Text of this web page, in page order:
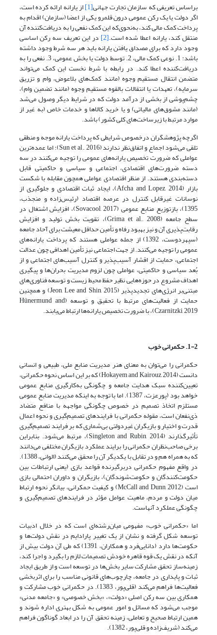
بر‌اساس تعریفی که سازمان تجارت جهانی[1] از یارانه ارائه کرده است،
اگر دولت یا یک رکن عمومی درون قلمرو یکی از اعضا (سازمان) اقدام به
پرداخت کمک مالی کند، به‌نحوی‌که این کمک نفعی را به دریافت‌کننده آن
منتقل کند، یارانه اعطا شده است.[2] در این تعریف سه رکن اساسی
وجود دارد که برای مصداق یافتن یارانه باید هر سه شرط وجود داشته
باشد: 1. نوعی کمک مالی، 2. توسط دولت یا بخش عمومی، 3. نفعی را به
دریافت‌کننده اعطا کند. در رابطه با شرط نخست این کمک می‌تواند
متضمن انتقال مستقیم وجوه (مانند کمک‌های بلاعوض، وام و تزریق
سرمایه)، تعهدات یا انتقالات بالقوه مستقیم وجوه (مانند تضمین وام)،
چشم‌پوشی از بخشی از درآمد دولت که در شرایط دیگر وصول می‌شد
(مانند مشوق‌های مالیاتی) و یا خرید کالاها و خدمات خاص (به‌ غیر از
موارد مرتبط با زیرساخت‌های کلی کشور) باشد.
اگرچه پژوهشگران درخصوص شرایطی که پرداخت یارانه موجه و منطقی
تلقی می‌شود اجماع و اتفاق‌نظر ندارند (Sun et al., 2016)؛ اما عمده‌ترین
عواملی که ضرورت تخصیص یارانه‌های عمومی را توجیه می‌کنند در سه
دسته ضرورت‌های اقتصادی، اجتماعی و سیاسی و حاکمیتی قابل
دسته‌بندی هستند. از منظر اقتصادی عواملی همچون مقابله با شکست
بازار (Afcha and Lopez, 2014)، ایجاد ثبات اقتصادی و جلوگیری از
نوسانات غیرقابل کنترل در عرصه اقتصاد (رئیس‌زاده و منجذب،
1395)، بازتوزیع منابع عمومی (Sovacool, 2017)، افزایش اشتغال در
سطح جامعه (Grima et al., 2008)، تقویت بخش تولید و افزایش
رقابت‌پذیری آن و نیز بهبود رفاه و تأمین حداقل معیشت برای آحاد جامعه
(سپهردوست، 1392) از جمله عواملی هستند که پرداخت یارانه‌های
عمومی را توجیه می‌کنند. از جهت اجتماعی نیز تأمین اهدافی چون عدالت
اجتماعی، حمایت از اقشار آسیب‌پذیر و کنترل آسیب‌های اجتماعی و از
بُعد سیاسی و حاکمیتی، عواملی چون لزوم مدیریت بحران‌ها و پیگیری
اهداف مشروع در حوزه‌هایی نظیر حفظ محیط زیست و توسعه فناوری‌های
مبتنی‌بر انرژی‌های تجدیدپذیر (Jeon, Lee and Shin, 2015)‌ و همچنین
حمایت از فعالیت‌های مرتبط با تحقیق و توسعه (Hünermund and
Czarnitzki, 2019)، با ضرورت تخصیص یارانه‌ها ارتباط می‌یابند.
1-2. حکمرانی خوب
حکمرانی را می‌توان به معنای هنر مدیریت منابع ملی، طبیعی و انسانی
دانست (Hokayem and Kairouz, 2014) که بر این اساس نحوه حکمرانی،
تعیین‌کننده سبک هدایت جامعه و چگونگی به‌کارگیری منابع عمومی
خواهد بود (پورعزت، 1387). اما با توجه به اینکه مدیریت منابع عمومی
مستلزم اتخاذ تصمیم در خصوص چگونگی مواجهه با منافع متضاد
ذی‌نفعان است، مقوله حکمرانی با فرایند‌های تصمیم‌گیری و نحوه اعمال
قدرت و اختیار و بازیگران غیردولتی بی‌شماری که بر فرایند تصمیم‌گیری
تأثیرگذارند (Singleton and Rubin, 2014)، مرتبط می‌شود. بنابراین
برخی صاحب‌نظران حکمرانی را برایند عملکرد بازیگران مختلفی می‌دانند
که به همراه هم و در تقابل با یکدیگر آن را محقق می‌کنند (الوانی، 1388).
در واقع مفهوم حکمرانی دربرگیرنده قواعد بازی (یعنی ارتباطات بین
حکومت‌کنندگان و حکومت‌شوندگان)، بازیگران و داوران احتمالی بازی
است (McCall and Dunn, 2012) و کیفیت حمکرانی، بیانگر نحوه ارتباط
میان دولت و مردم، ماهیت عوامل مؤثر در فرایندهای تصمیم‌گیری و
چگونگی عملکرد آنهاست.
اما «حکمرانی خوب» مفهومی میان‌رشته‌ای است که در خلال ادبیات
توسعه شکل گرفته‌ و نشان از یک تغییر پارادایم در نقش دولت‌ها و
حکومت‌ها دارد (دانایی‌فرد و همکاران، 1391) که طی آن دولت بیش از
آنکه در نقش یک قوه قاهره خودش تصمیمات لازم را بگیرد و اجرا کند،
زمینه‌ساز تحقق مشارکت سایر بخش‌ها در توسعه است و از طریق ایجاد
ثبات و پایداری در جامعه، چارچوب‌های قانونی مناسب را برای اثربخشی
فعالیت‌ها فراهم می‌کند (قلی‌پور، 1383). در حکمرانی خوب مشارکت و
همکاری بین سه رکن اصلی «دولت»، «بخش خصوصی» و «جامعه مدنی»
موجب می‌شود که مسائل و امور عمومی به شکل بهتری اداره شوند و
همین ارتباط صحیح و تعاملی، زمینه تحقق آن را در ابعاد گوناگون فراهم
می‌کند (شریف‌زاده و قلی‌پور، 1382).